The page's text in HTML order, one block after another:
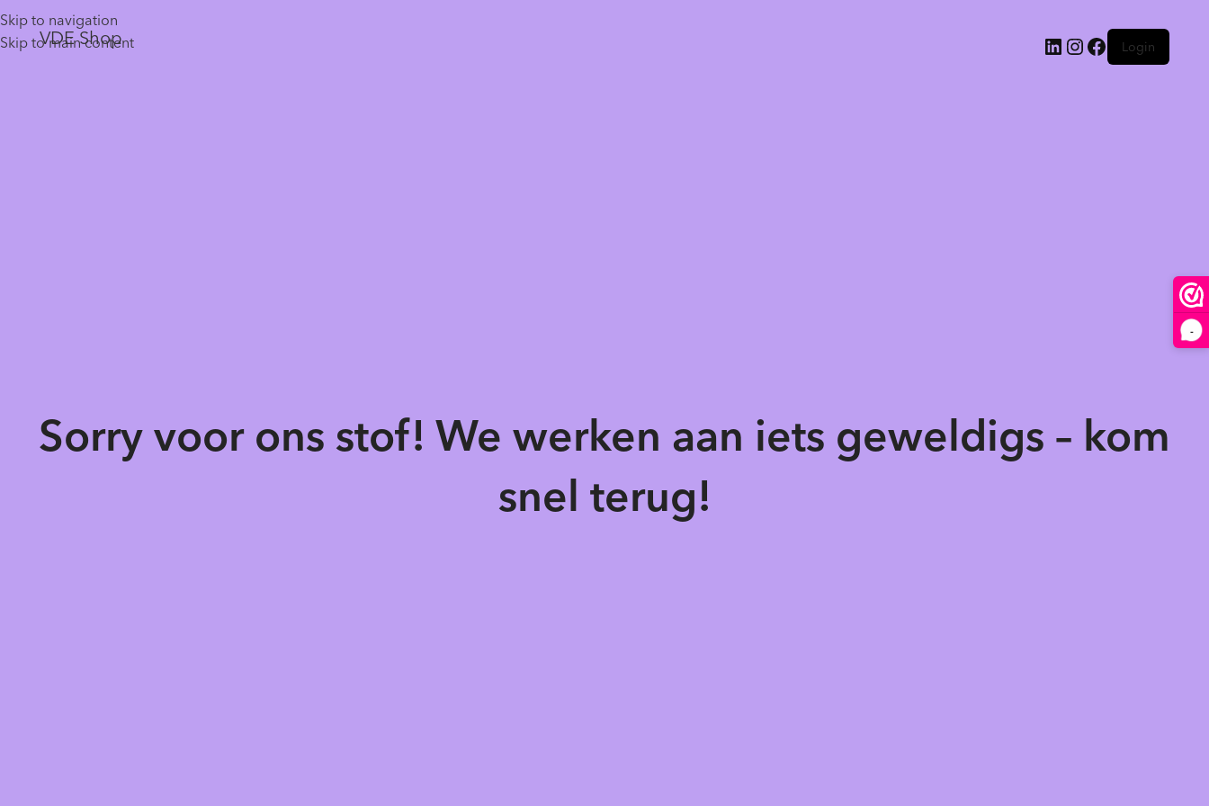
-
Skip to navigation
Skip to main content
VDE Shop Login
Sorry voor ons stof! We werken aan iets geweldigs – kom
snel terug!